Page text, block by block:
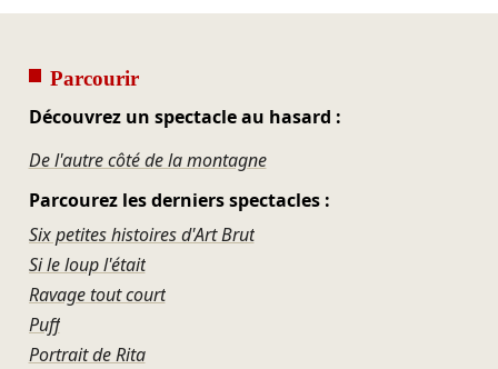
Parcourir
Découvrez un spectacle au hasard :
De l'autre côté de la montagne
Parcourez les derniers spectacles :
Six petites histoires d'Art Brut
Si le loup l'était
Ravage tout court
Puff
Portrait de Rita